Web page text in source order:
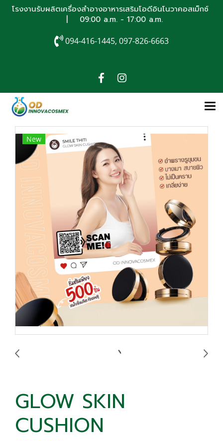
โรงงานรับผลิตเครื่องสำอางอาหารเสริมโอดีอินโนวาคอสเม็กซ์
| 09:00 a.m. - 17:00 a.m.
094-416-1445, 097-826-6663
New
GLOW SKIN
CUSHION